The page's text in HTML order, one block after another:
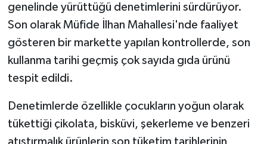
genelinde yürüttüğü denetimlerini sürdürüyor.
Son olarak Müfide İlhan Mahallesi'nde faaliyet
gösteren bir markette yapılan kontrollerde, son
kullanma tarihi geçmiş çok sayıda gıda ürünü
tespit edildi.
Denetimlerde özellikle çocukların yoğun olarak
tükettiği çikolata, bisküvi, şekerleme ve benzeri
atıştırmalık ürünlerin son tüketim tarihlerinin
KÜLTÜR SANAT
MAGAZİN
Otomobil
POLİTİKA
Sağlık